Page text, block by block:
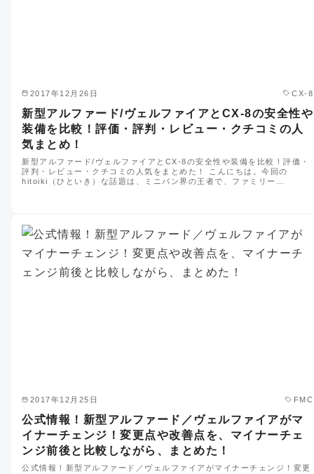
2017年12月26日 CX-8
新型アルファード/ヴェルファイアとCX-8の安全性や
装備を比較！評価・評判・レビュー・クチコミの人
気まとめ！
新型アルファード/ヴェルファイアとCX-8の安全性や装備を比較！評価・
評判・レビュー・クチコミの人気をまとめた！ こんにちは。今回の
hitoiki（ひといき）な話題は、ミニバン界の王者で、ファミリー…
2017年12月25日 FMC
公式情報！新型アルファード／ヴェルファイアがマ
イナーチェンジ！変更点や改善点を、マイナーチェ
ンジ前後と比較しながら、まとめた！
公式情報！新型アルファード／ヴェルファイアがマイナーチェンジ！変更